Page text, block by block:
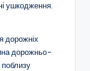
ушкодження.
дорожніх
дорожньо-